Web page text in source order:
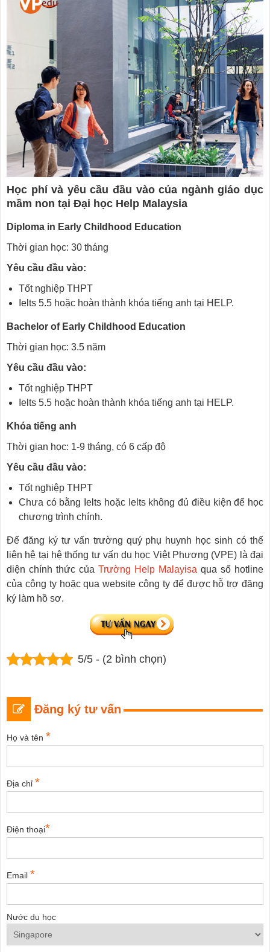
Học phí và yêu cầu đầu vào của ngành giáo dục
mầm non tại Đại học Help Malaysia
Diploma in Early Childhood Education
Thời gian học: 30 tháng
Yêu cầu đầu vào:
Tốt nghiệp THPT
Ielts 5.5 hoặc hoàn thành khóa tiếng anh tại HELP.
Bachelor of Early Childhood Education
Thời gian học: 3.5 năm
Yêu cầu đầu vào:
Tốt nghiệp THPT
Ielts 5.5 hoặc hoàn thành khóa tiếng anh tại HELP.
Khóa tiếng anh
Thời gian học: 1-9 tháng, có 6 cấp độ
Yêu cầu đầu vào:
Tốt nghiệp THPT
Chưa có bằng Ielts hoặc Ielts không đủ điều kiện để học
chương trình chính.
Để đăng ký tư vấn trường quý phụ huynh học sinh có thể
liên hệ tại hệ thống tư vấn du học Việt Phương (VPE) là đại
diện chính thức của Trường Help Malayisa qua số hotline
của công ty hoặc qua website công ty để được hỗ trợ đăng
ký làm hồ sơ.
5/5 - (2 bình chọn)
Đăng ký tư vấn
Họ và tên *
Địa chỉ *
Điện thoại*
Email *
Nước du học